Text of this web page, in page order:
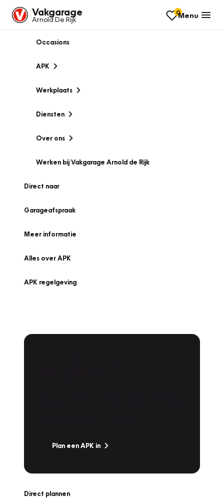
Vakgarage
Arnold De Rijk
0Menu
Occasions
APK
Werkplaats
Diensten
Over ons
Werken bij Vakgarage Arnold de Rijk
Direct naar
Garageafspraak
Meer informatie
Alles over APK
APK regelgeving
Plan een APK in
Direct plannen